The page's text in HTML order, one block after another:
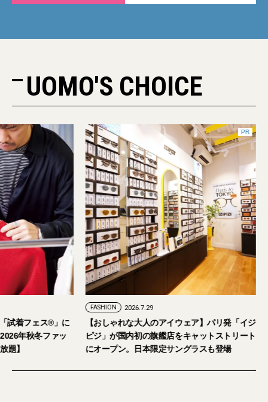
UOMO'S CHOICE
6日開催。「試着フェス®︎」に
招待。【2026年秋冬ファッ
テム試し放題】
FASHION
【おしゃれな大人のアイウェア】パリ
ピジ」が国内初の旗艦店をキャットス
にオープン。日本限定サングラスも登